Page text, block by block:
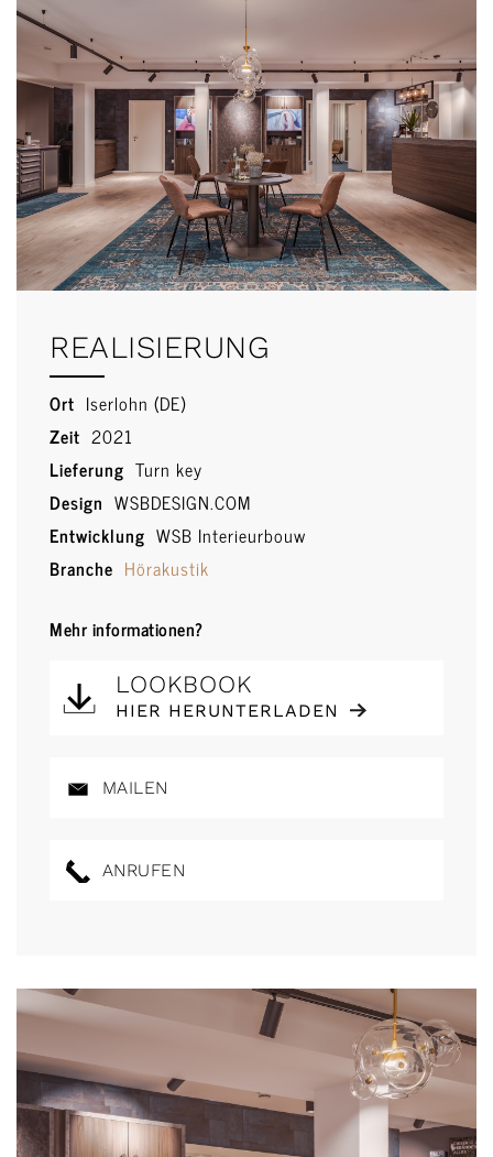
REALISIERUNG
Ort Iserlohn (DE)
Zeit 2021
Lieferung Turn key
Design WSBDESIGN.COM
Entwicklung WSB Interieurbouw
Branche Hörakustik
Mehr informationen?
LOOKBOOK
HIER HERUNTERLADEN
MAILEN
ANRUFEN